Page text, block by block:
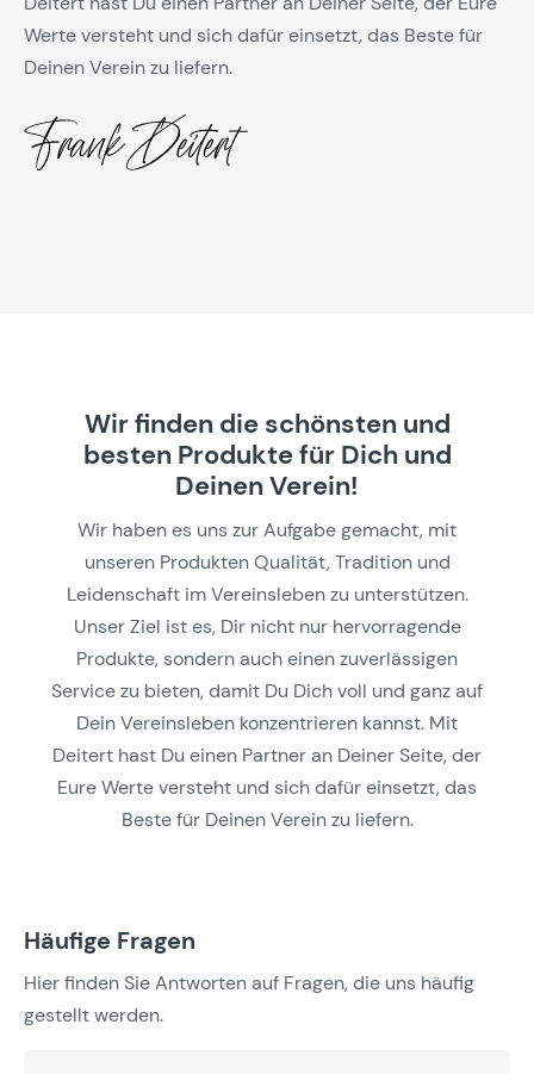
Werte versteht und sich dafür einsetzt, das Beste für
Deinen Verein zu liefern.
Wir finden die schönsten und
besten Produkte für Dich und
Deinen Verein!
Wir haben es uns zur Aufgabe gemacht, mit
unseren Produkten Qualität, Tradition und
Leidenschaft im Vereinsleben zu unterstützen.
Unser Ziel ist es, Dir nicht nur hervorragende
Produkte, sondern auch einen zuverlässigen
Service zu bieten, damit Du Dich voll und ganz auf
Dein Vereinsleben konzentrieren kannst. Mit
Deitert hast Du einen Partner an Deiner Seite, der
Eure Werte versteht und sich dafür einsetzt, das
Beste für Deinen Verein zu liefern.
Häufige Fragen
Hier finden Sie Antworten auf Fragen, die uns häufig
gestellt werden.